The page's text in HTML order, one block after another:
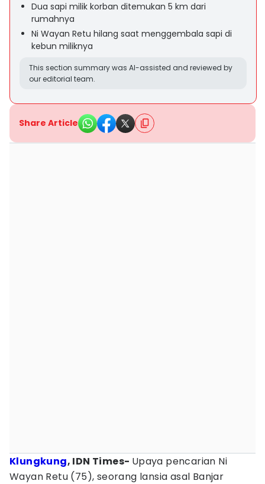
Dua sapi milik korban ditemukan 5 km dari
rumahnya
Ni Wayan Retu hilang saat menggembala sapi di
kebun miliknya
This section summary was AI-assisted and reviewed by
our editorial team.
Share Article
Klungkung, IDN Times- Upaya pencarian Ni
Wayan Retu (75), seorang lansia asal Banjar